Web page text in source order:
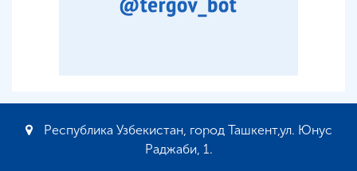
Республика Узбекистан, город Ташкент,ул. Юнус
Раджаби, 1.